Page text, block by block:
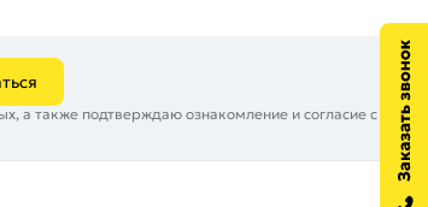
а также подтверждаю ознакомление и согласие с